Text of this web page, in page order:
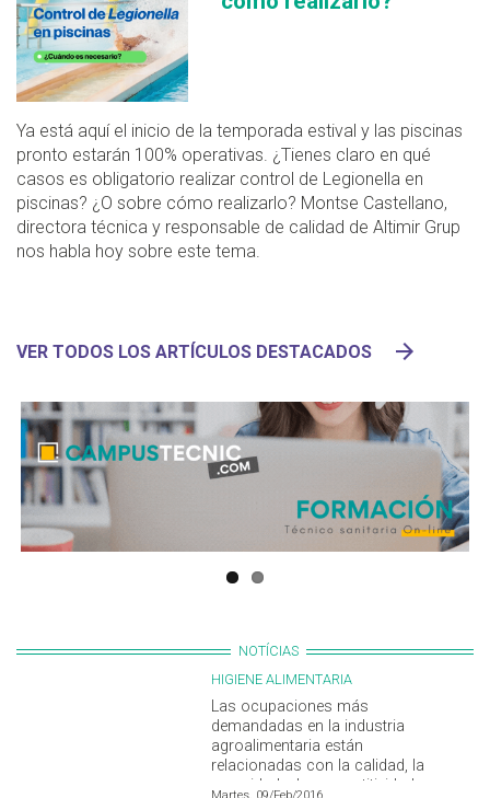
Ya está aquí el inicio de la temporada estival y las piscinas
pronto estarán 100% operativas. ¿Tienes claro en qué
casos es obligatorio realizar control de Legionella en
piscinas? ¿O sobre cómo realizarlo? Montse Castellano,
directora técnica y responsable de calidad de Altimir Grup
nos habla hoy sobre este tema.
VER TODOS LOS ARTÍCULOS DESTACADOS
NOTÍCIAS
HIGIENE ALIMENTARIA
Las ocupaciones más
demandadas en la industria
agroalimentaria están
relacionadas con la calidad, la
seguridad y la competitividad
Martes, 09/Feb/2016